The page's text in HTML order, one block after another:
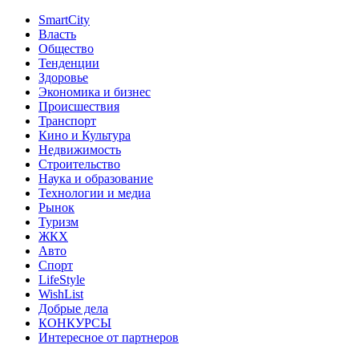
SmartCity
Власть
Общество
Тенденции
Здоровье
Экономика и бизнес
Происшествия
Транспорт
Кино и Культура
Недвижимость
Строительство
Наука и образование
Технологии и медиа
Рынок
Туризм
ЖКХ
Авто
Спорт
LifeStyle
WishList
Добрые дела
КОНКУРСЫ
Интересное от партнеров